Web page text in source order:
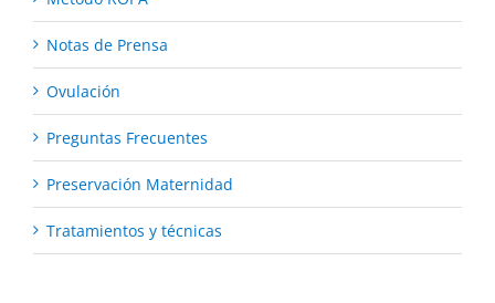
Notas de Prensa
Ovulación
Preguntas Frecuentes
Preservación Maternidad
Tratamientos y técnicas